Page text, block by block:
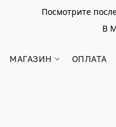
Посмотрите
В
МАГАЗИН ОПЛАТА